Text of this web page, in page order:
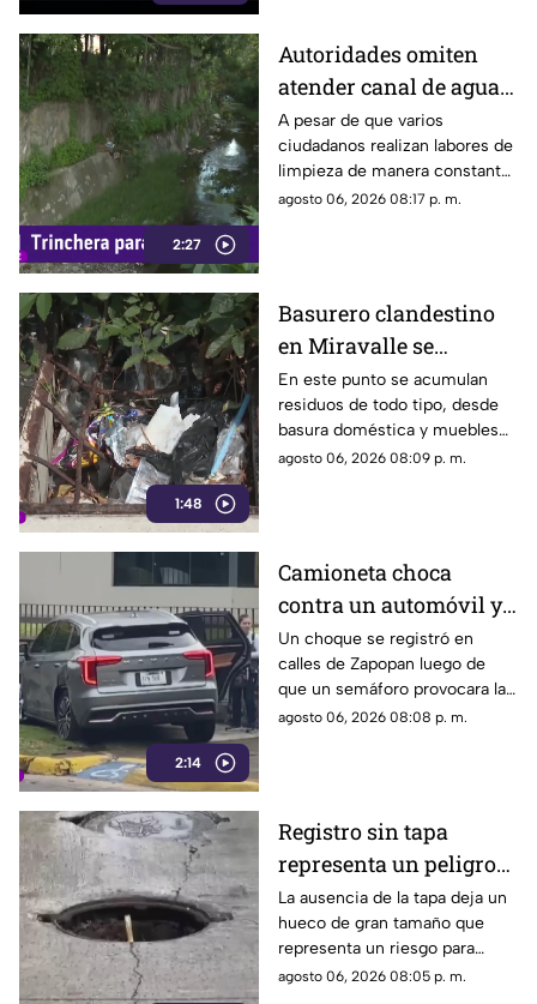
2:27
Autoridades omiten
atender canal de agua
contaminado en
Tonalá
A pesar de que varios
ciudadanos realizan labores de
limpieza de manera constante
en la zona, algunas personas
agosto 06, 2026 08:17 p. m.
1:48
Basurero clandestino
en Miravalle se
convierte en un foco de
infección por
acumulación de
residuos.
En este punto se acumulan
residuos de todo tipo, desde
basura doméstica y muebles
viejos hasta animales muertos,
condiciones insalubres del
lugar.
agosto 06, 2026 08:09 p. m.
2:14
Camioneta choca
contra un automóvil y
termina sobre la
banqueta
Un choque se registró en
calles de Zapopan luego de
que un semáforo provocara la
colisión entre dos vehículos.
agosto 06, 2026 08:08 p. m.
Registro sin tapa
representa un peligro
en avenida Miguel
López de Legaspi
La ausencia de la tapa deja un
hueco de gran tamaño que
representa un riesgo para
automovilistas, motociclistas,
agosto 06, 2026 08:05 p. m.